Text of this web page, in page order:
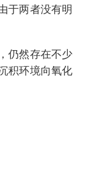
于两者没有明
仍然存在不少
积环境向氧化